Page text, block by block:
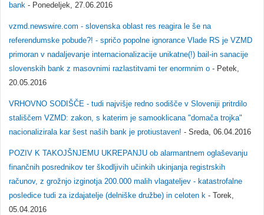
bank - Ponedeljek, 27.06.2016
vzmd.newswire.com - slovenska oblast res reagira le še na
referendumske pobude?! - spričo popolne ignorance Vlade RS je VZMD
primoran v nadaljevanje internacionalizacije unikatne(!) bail-in sanacije
slovenskih bank z masovnimi razlastitvami ter enormnim o - Petek,
20.05.2016
VRHOVNO SODIŠČE - tudi najvišje redno sodišče v Sloveniji pritrdilo
stališčem VZMD: zakon, s katerim je samooklicana "domača trojka"
nacionalizirala kar šest naših bank je protiustaven! - Sreda, 06.04.2016
POZIV K TAKOJŠNJEMU UKREPANJU ob alarmantnem oglaševanju
finančnih posrednikov ter škodljivih učinkih ukinjanja registrskih
računov, z grožnjo izginotja 200.000 malih vlagateljev - katastrofalne
posledice tudi za izdajatelje (delniške družbe) in celoten k - Torek,
05.04.2016